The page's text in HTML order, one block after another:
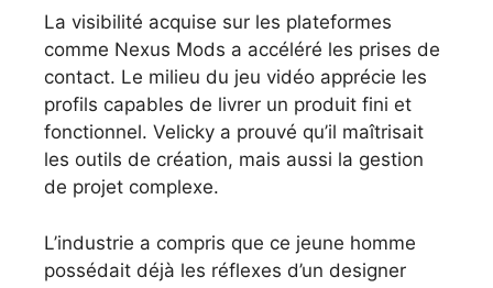
La visibilité acquise sur les plateformes
comme Nexus Mods a accéléré les prises de
contact. Le milieu du jeu vidéo apprécie les
profils capables de livrer un produit fini et
fonctionnel. Velicky a prouvé qu’il maîtrisait
les outils de création, mais aussi la gestion
de projet complexe.
L’industrie a compris que ce jeune homme
possédait déjà les réflexes d’un designer